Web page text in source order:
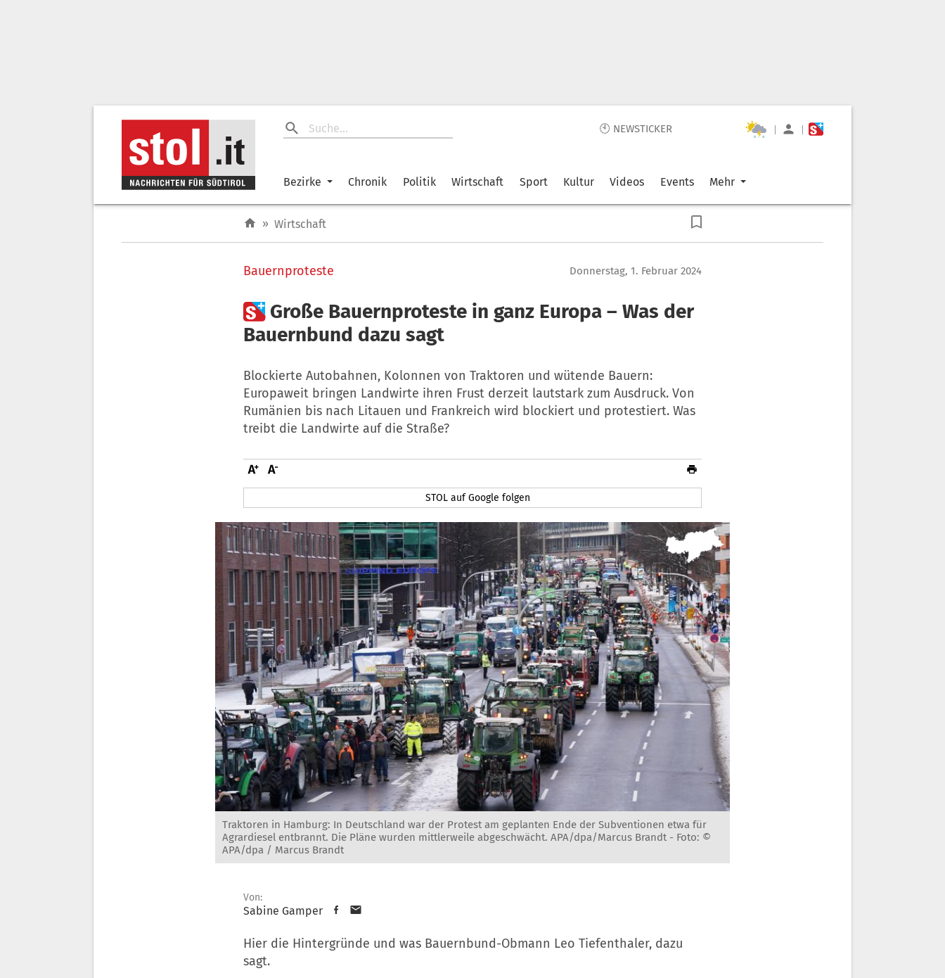
🕙 NEWSTICKER | |
Bezirke Chronik Politik Wirtschaft Sport Kultur Videos Events Mehr
» Wirtschaft
Bauernproteste Donnerstag, 1. Februar 2024
 Große Bauernproteste in ganz Europa – Was der
Bauernbund dazu sagt
Blockierte Autobahnen, Kolonnen von Traktoren und wütende Bauern:
Europaweit bringen Landwirte ihren Frust derzeit lautstark zum Ausdruck. Von
Rumänien bis nach Litauen und Frankreich wird blockiert und protestiert. Was
treibt die Landwirte auf die Straße?
STOL auf Google folgen
Traktoren in Hamburg: In Deutschland war der Protest am geplanten Ende der Subventionen etwa für
Agrardiesel entbrannt. Die Pläne wurden mittlerweile abgeschwächt. APA/dpa/Marcus Brandt - Foto: ©
APA/dpa / Marcus Brandt
Von:
Sabine Gamper
Hier die Hintergründe und was Bauernbund-Obmann Leo Tiefenthaler, dazu
sagt.